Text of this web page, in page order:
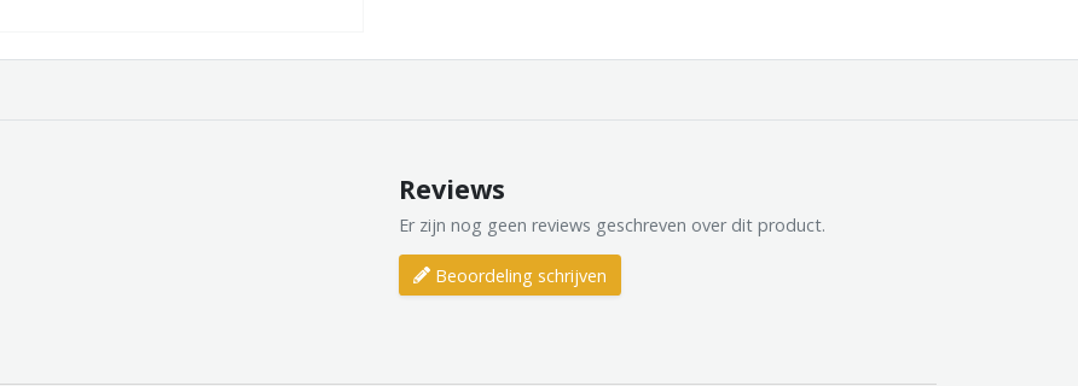
Reviews
Er zijn nog geen reviews geschreven over dit product.
Beoordeling schrijven